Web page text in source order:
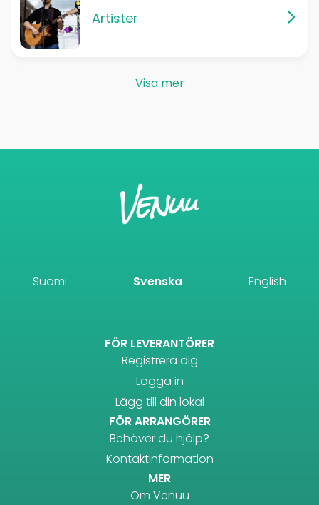
Artister
Visa mer
Suomi Svenska English
FÖR LEVERANTÖRER
Registrera dig
Logga in
Lägg till din lokal
FÖR ARRANGÖRER
Behöver du hjälp?
Kontaktinformation
MER
Om Venuu